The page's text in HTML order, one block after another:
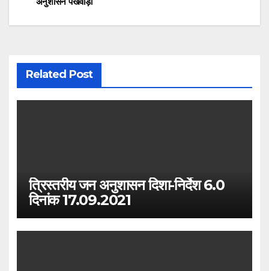
Related Post
त्रिस्तरीय जन अनुशासन दिशा-निर्देश 6.0
दिनांक 17.09.2021